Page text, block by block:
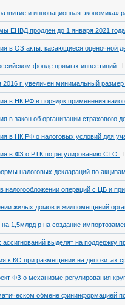
и инновационная экономика»
ЕНВД продлен до 1 января 2021
в ОЗ акты, касающиеся оценочной
фонде прямых инвестиций.
2016 г. увеличен минимальный
в НК РФ в порядок применения
в закон об организации страхового
в НК РФ о налоговых условий для
в ФЗ о РТК по регулированию СТО.
налоговых деклараций по
налогообложении операций с ЦБ и
жилых домов и жилпомещений
1,5млрд р на создание
выделят на поддержку
к КО при размещении на депозитах
ФЗ о механизме регулирования
обмене фининформацией